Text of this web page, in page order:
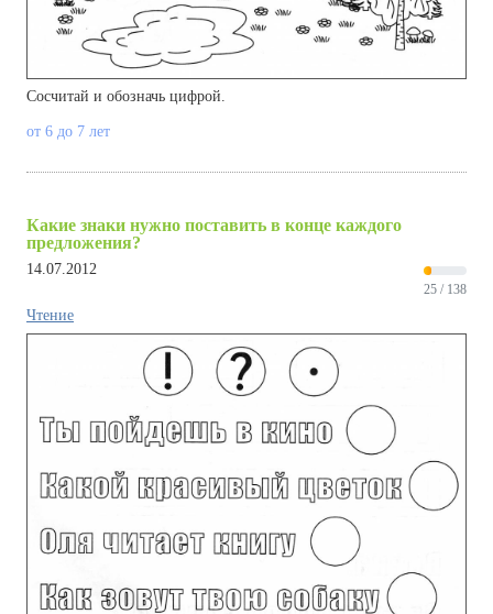
Сосчитай и обозначь цифрой.
от 6 до 7 лет
Какие знаки нужно поставить в конце каждого
предложения?
14.07.2012
25 / 138
Чтение